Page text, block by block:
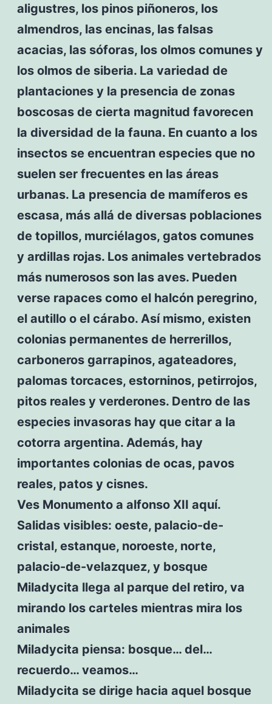
aligustres, los pinos piñoneros, los
almendros, las encinas, las falsas
acacias, las sóforas, los olmos comunes y
los olmos de siberia. La variedad de
plantaciones y la presencia de zonas
boscosas de cierta magnitud favorecen
la diversidad de la fauna. En cuanto a los
insectos se encuentran especies que no
suelen ser frecuentes en las áreas
urbanas. La presencia de mamíferos es
escasa, más allá de diversas poblaciones
de topillos, murciélagos, gatos comunes
y ardillas rojas. Los animales vertebrados
más numerosos son las aves. Pueden
verse rapaces como el halcón peregrino,
el autillo o el cárabo. Así mismo, existen
colonias permanentes de herrerillos,
carboneros garrapinos, agateadores,
palomas torcaces, estorninos, petirrojos,
pitos reales y verderones. Dentro de las
especies invasoras hay que citar a la
cotorra argentina. Además, hay
importantes colonias de ocas, pavos
reales, patos y cisnes.
Ves Monumento a alfonso XII aquí.
Salidas visibles: oeste, palacio-de-
cristal, estanque, noroeste, norte,
palacio-de-velazquez, y bosque
Miladycita llega al parque del retiro, va
mirando los carteles mientras mira los
animales
Miladycita piensa: bosque… del…
recuerdo… veamos…
Miladycita se dirige hacia aquel bosque